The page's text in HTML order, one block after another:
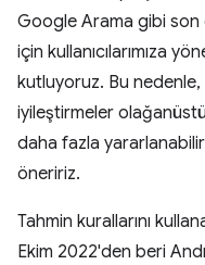
Google Arama gibi
için kullanıcılarımıza
kutluyoruz. Bu nedenle,
iyileştirmeler
daha fazla
öneririz.
Tahmin kurallarını
Ekim 2022'den beri